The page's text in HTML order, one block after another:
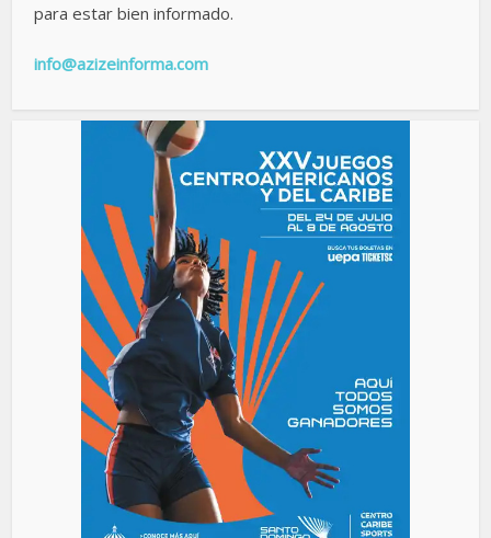
para estar bien informado.
info@azizeinforma.com